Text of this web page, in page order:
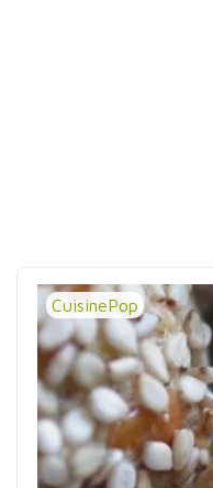
CuisinePop